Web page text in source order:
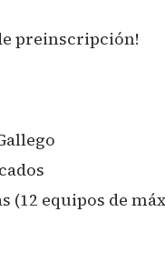
preinscripción!
(12 equipos de